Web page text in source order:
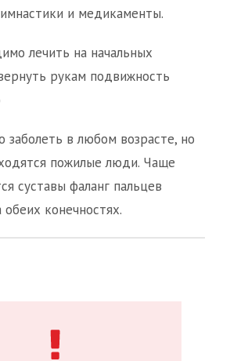
и медикаменты.
лечить на начальных
рукам подвижность
в любом возрасте, но
пожилые люди. Чаще
суставы фаланг пальцев
конечностях.